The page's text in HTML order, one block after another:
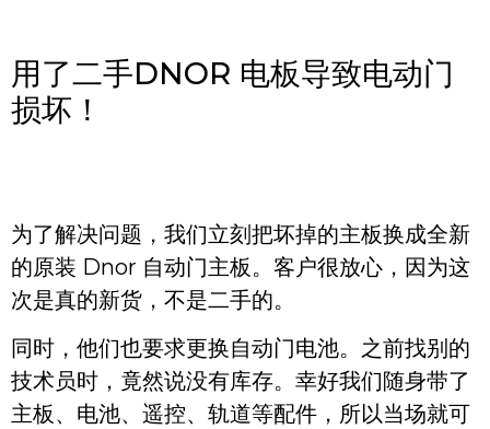
用了二手DNOR 电板导致电动门
损坏！
为了解决问题，我们立刻把坏掉的主板换成全新
的原装 Dnor 自动门主板。客户很放心，因为这
次是真的新货，不是二手的。
同时，他们也要求更换自动门电池。之前找别的
技术员时，竟然说没有库存。幸好我们随身带了
主板、电池、遥控、轨道等配件，所以当场就可